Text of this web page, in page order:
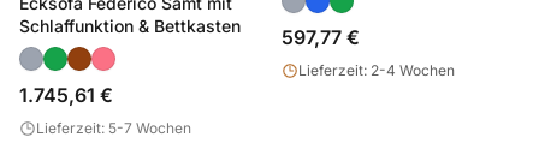
Schlaffunktion & Bettkasten
1.745,61 €
Lieferzeit: 5-7 Wochen
597,77 €
Lieferzeit: 2-4 Wochen